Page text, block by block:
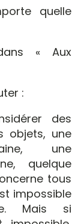
quelle
« Aux
:
des
objets, une
une
quelque
tous
impossible
Mais si